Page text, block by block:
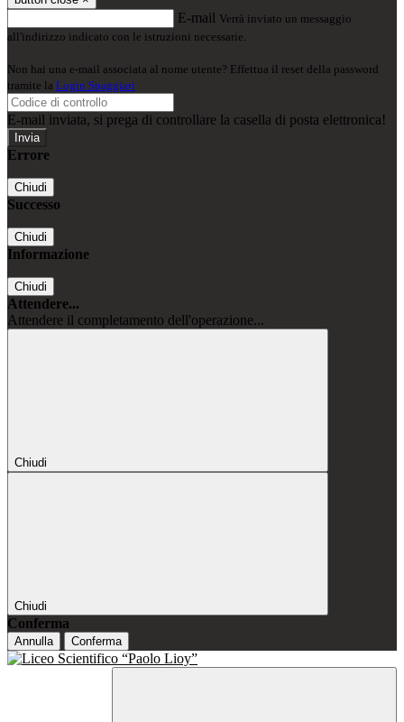
E-mail Verrà inviato un messaggio
all'indirizzo indicato con le istruzioni necessarie.
Non hai una e-mail associata al nome utente? Effettua il reset della password
tramite la Login Spaggiari
E-mail inviata, si prega di controllare la casella di posta elettronica!
Errore
Chiudi
Successo
Chiudi
Informazione
Chiudi
Attendere...
Attendere il completamento dell'operazione...
Chiudi
Chiudi
Conferma
Annulla Conferma